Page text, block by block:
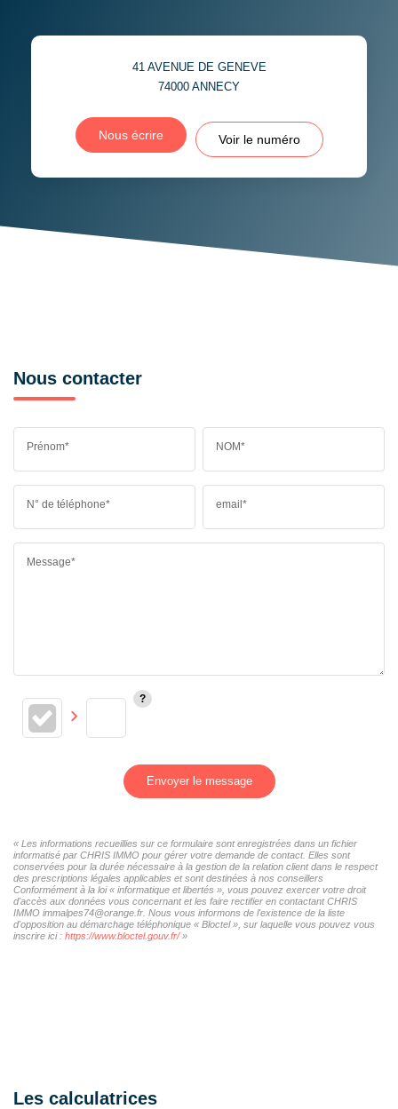
41 AVENUE DE GENEVE
74000 ANNECY
Nous écrire Voir le numéro
Nous contacter
Prénom* NOM*
N° de téléphone* email*
Message*
Envoyer le message
« Les informations recueillies sur ce formulaire sont enregistrées dans un fichier
informatisé par CHRIS IMMO pour gérer votre demande de contact. Elles sont
conservées pour la durée nécessaire à la gestion de la relation client dans le respect
des prescriptions légales applicables et sont destinées à nos conseillers
Conformément à la loi « informatique et libertés », vous pouvez exercer votre droit
d'accès aux données vous concernant et les faire rectifier en contactant CHRIS
IMMO immalpes74@orange.fr. Nous vous informons de l'existence de la liste
d'opposition au démarchage téléphonique « Bloctel », sur laquelle vous pouvez vous
inscrire ici : https://www.bloctel.gouv.fr/»
Les calculatrices